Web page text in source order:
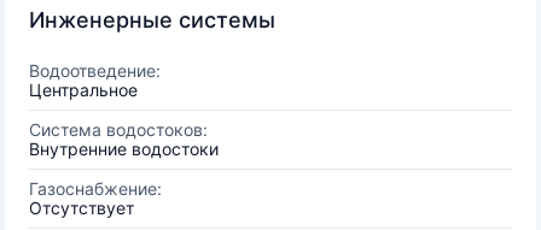
Инженерные системы
Водоотведение:
Центральное
Система водостоков:
Внутренние водостоки
Газоснабжение:
Отсутствует